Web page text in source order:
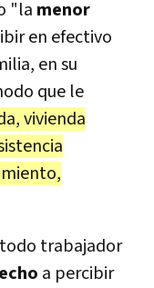
"la menor
en efectivo
en su
que le
vivienda
trabajador
a percibir